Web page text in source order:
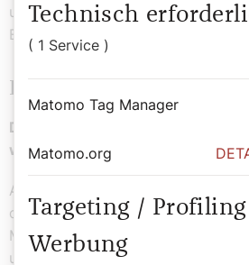
unserem Herzen und warten
Erlösung unseres Leibes als Söhne
Evangelium Matthäus
Die Samenkörner, die Jesus mit
werden aufgehen und reiche
An jenem Tag verließ Jesus das
das Ufer des Sees. Da
Menschenmenge um ihn. Er stieg
und setzte sich. Und alle
Technisch
( 1 Service )
Matomo Tag Manager
Matomo.org
Targeting /
Werbung